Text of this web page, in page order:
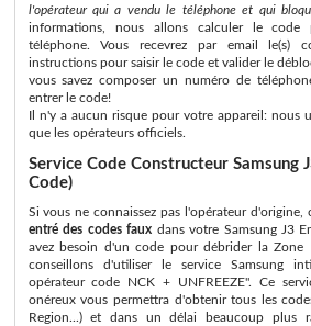
l'opérateur qui a vendu le téléphone et qui
informations, nous allons calculer le code
téléphone. Vous recevrez par email le(s)
instructions pour saisir le code et valider le
vous savez composer un numéro de
entrer le code!
Il n'y a aucun risque pour votre appareil: nous
que les opérateurs officiels.
Service Code Constructeur Samsung
Code)
Si vous ne connaissez pas l'opérateur d'origine,
entré des codes faux dans votre Samsung J3
avez besoin d'un code pour débrider la Zone
conseillons d'utiliser le service Samsung
opérateur code NCK + UNFREEZE". Ce
onéreux vous permettra d'obtenir tous les
Region...) et dans un délai beaucoup plus